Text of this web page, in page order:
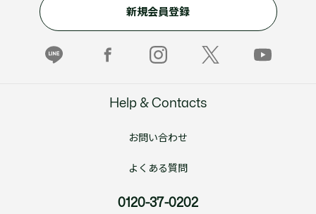
新規会員登録
Help & Contacts
お問い合わせ
よくある質問
0120-37-0202